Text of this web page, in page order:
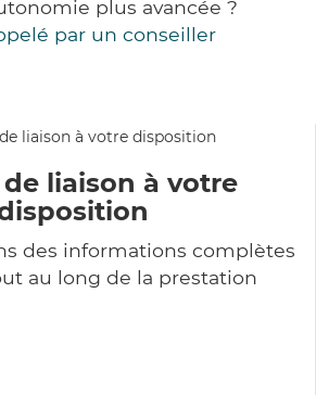
plus avancée ?
par un conseiller
liaison à votre
des informations complètes
au long de la prestation